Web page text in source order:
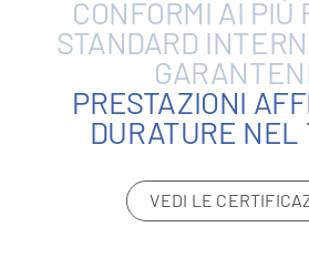
CONFORMI AI PIÙ
STANDARD
PRESTAZIONI
DURATURE NEL
VEDI LE